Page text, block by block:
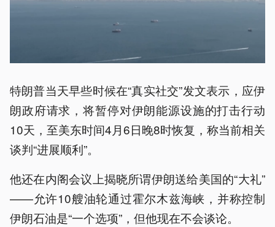
特朗普当天早些时候在“真实社交”发文表示，应伊
朗政府请求，将暂停对伊朗能源设施的打击行动
10天，至美东时间4月6日晚8时恢复，称当前相关
谈判“进展顺利”。
他还在内阁会议上揭晓所谓伊朗送给美国的“大礼”
——允许10艘油轮通过霍尔木兹海峡，并称控制
伊朗石油是“一个选项”，但他现在不会谈论。